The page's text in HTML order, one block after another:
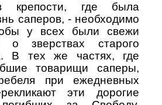
где была
саперов, - необходимо
у всех были свежи
о зверствах старого
В тех же частях, где
товарищи саперы,
при ежедневных
эти дорогие